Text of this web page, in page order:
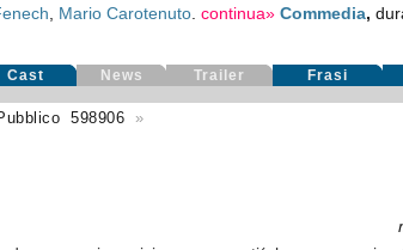
Mario Carotenuto .continua» Commedia,
Cast News Trailer Frasi
598906 »